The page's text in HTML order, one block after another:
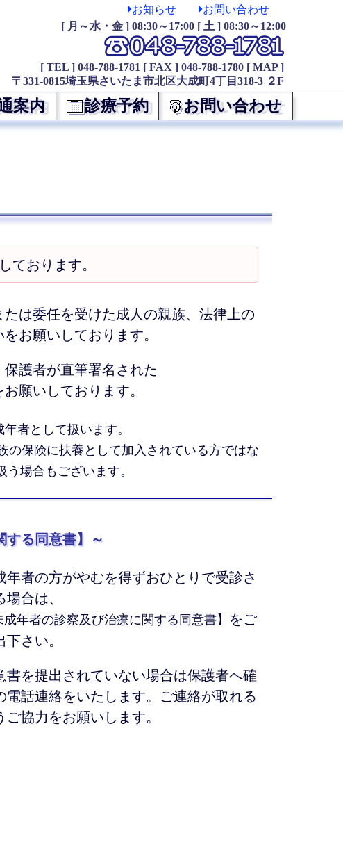
お知らせ
お問い合わせ
[ 月～水・金 ] 08:30～17:00 [ 土 ] 08:30～12:00
[ TEL ] 048-788-1781 [ FAX ] 048-788-1780 [ MAP ]
〒331-0815埼玉県さいたま市北区大成町4丁目318-3 ２F
案内 診療予約 お問い合わせ
ております。
は委任を受けた成人の親族、法律上の
お願いしております。
護者が直筆署名された
願いしております。
者として扱います。
の保険に扶養として加入されている方ではな
場合もございます。
する同意書】～
年者の方がやむを得ずおひとりで受診さ
場合は、
成年者の診察及び治療に関する同意書】
をご
下さい。
書を提出されていない場合は保護者へ確
電話連絡をいたします。ご連絡が取れる
ご協力をお願いします。